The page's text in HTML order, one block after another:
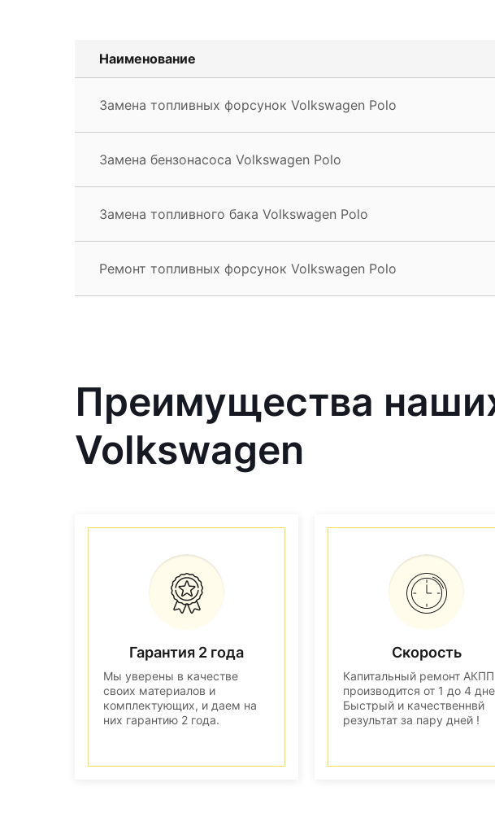
Наименование
Замена топливных форсунок Volkswagen Polo
Замена бензонасоса Volkswagen Polo
Замена топливного бака Volkswagen Polo
Ремонт топливных форсунок Volkswagen Polo
Преимущества
Volkswagen
Гарантия 2 года
Мы уверены в качестве
своих материалов и
комплектующих, и даем на
них гарантию 2 года.
Скорость
Капитальный ремонт АКПП
производится от 1 до 4
Быстрый и качественнвй
результат за пару дней !